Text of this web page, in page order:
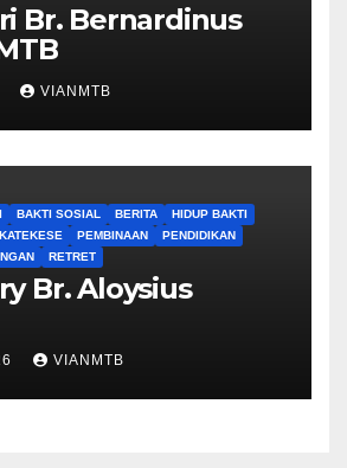
Br. Bernardinus
VIANMTB
BAKTI SOSIAL BERITA
HIDUP BAKTI
KATEKESE PEMBINAAN
PENDIDIKAN
RETRET
Br. Aloysius
VIANMTB